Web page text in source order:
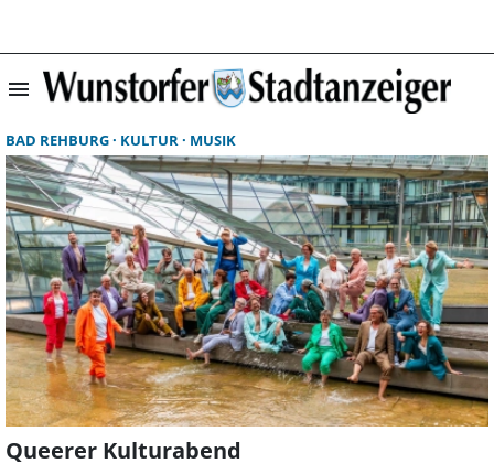
menu
BAD REHBURG KULTUR MUSIK
Queerer Kulturabend